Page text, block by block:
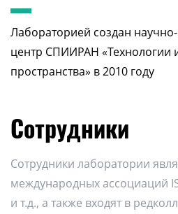
Лабораторией создан
центр СПИИРАН «Технологии
пространства» в 2010 году
Сотрудники
Сотрудники лаборатории
международных ассоциаций
и т.д., а также входят в